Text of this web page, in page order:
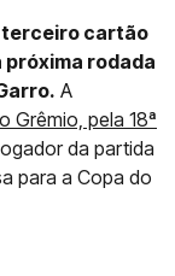
terceiro cartão
próxima rodada
A
Grêmio, pela 18ª
da partida
para a Copa do